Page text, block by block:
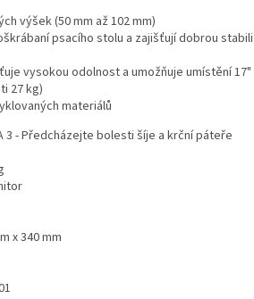
výšek (50 mm až 102 mm)
psacího stolu a zajišťují dobrou
vysokou odolnost a umožňuje umístění 17"
27 kg)
materiálů
3 - Předcházejte bolesti šíje a krční páteře
x 340 mm